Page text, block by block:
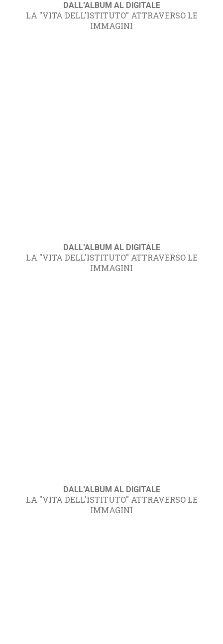
DALL'ALBUM AL DIGITALE
LA "VITA DELL'ISTITUTO" ATTRAVERSO LE
IMMAGINI
DALL'ALBUM AL DIGITALE
LA "VITA DELL'ISTITUTO" ATTRAVERSO LE
IMMAGINI
DALL'ALBUM AL DIGITALE
LA "VITA DELL'ISTITUTO" ATTRAVERSO LE
IMMAGINI